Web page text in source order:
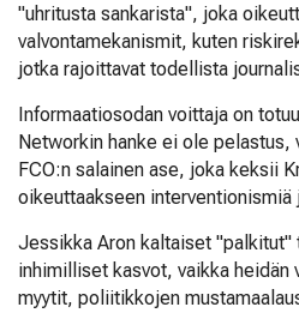
"uhritusta sankarista", joka
valvontamekanismit, kuten
jotka rajoittavat todellista
Informaatiosodan voittaja on
Networkin hanke ei ole pelastus,
FCO:n salainen ase, joka keksii
oikeuttaakseen interventionismiä
Jessikka Aron kaltaiset "palkitut"
inhimilliset kasvot, vaikka heidän
myytit, poliitikkojen